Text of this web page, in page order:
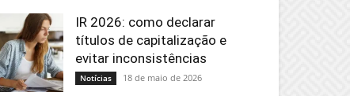
IR 2026: como declarar
títulos de capitalização e
evitar inconsistências
Notícias 18 de maio de 2026